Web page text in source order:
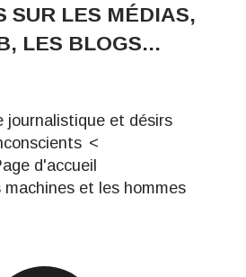
SUR LES MÉDIAS,
LES BLOGS...
journalistique et désirs
d'accueil
machines et les hommes